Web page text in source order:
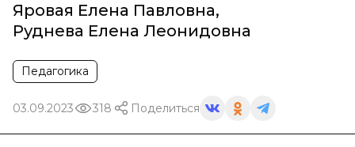
Яровая Елена Павловна,
Руднева Елена Леонидовна
Педагогика
03.09.2023 318 Поделиться